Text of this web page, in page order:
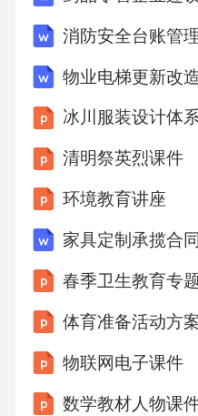
施，确保参与人员的
全警示标识，加强安
在活动现场设置监控
控，确保及时发现和
效的反馈机制，及时
议，为活动的改进提供
与度包括参加人数、
动的积极性等。活动
反馈表等形式，收集
和建议。经济效益分
等数据，评估活动的
估评估活动在科技创
消防安全台账管
物业电梯更新改
冰川服装设计体
清明祭英烈课件
环境教育讲座
家具定制承揽合同
春季卫生教育专
体育准备活动方
物联网电子课件
数学教材人物课